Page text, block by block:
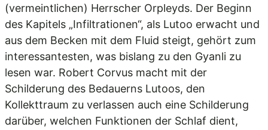
(vermeintlichen) Herrscher Orpleyds. Der Beginn
des Kapitels „Infiltrationen“, als Lutoo erwacht und
aus dem Becken mit dem Fluid steigt, gehört zum
interessantesten, was bislang zu den Gyanli zu
lesen war. Robert Corvus macht mit der
Schilderung des Bedauerns Lutoos, den
Kollekttraum zu verlassen auch eine Schilderung
darüber, welchen Funktionen der Schlaf dient,